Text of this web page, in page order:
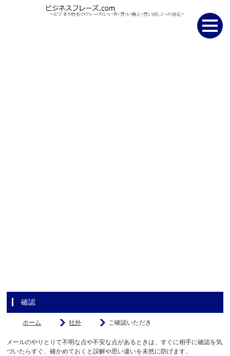
確認
ホーム 社外 ご確認いただき
メールのやりとりて不明な点や不安な点があるときは、すぐに相手に確認を気
づいたらすぐ、確かめておくと誤解や思い違いを未然に防げます。